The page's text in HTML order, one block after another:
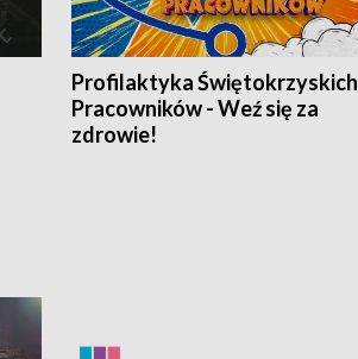
Profilaktyka Świętokrzyskich
Pracowników - Weź się za
zdrowie!